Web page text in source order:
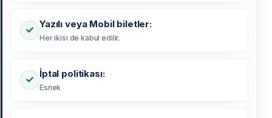
Yazılı veya Mobil biletler:
Her ikisi de kabul edilir.
İptal politikası:
Esnek